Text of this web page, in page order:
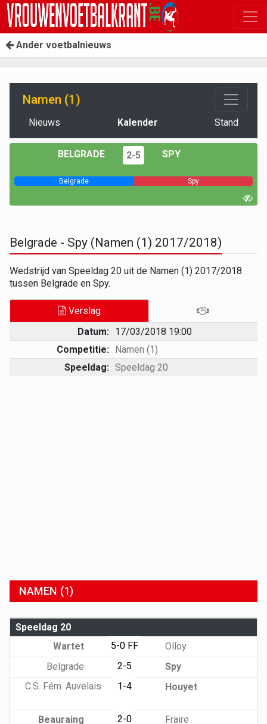
Ander voetbalnieuws
Namen (1)
Nieuws Kalender Stand
BELGRADE 2-5 SPY
Belgrade Spy
Belgrade - Spy (Namen (1) 2017/2018)
Wedstrijd van Speeldag 20 uit de Namen (1) 2017/2018
tussen Belgrade en Spy.
Verslag
Datum: 17/03/2018 19:00
Competitie: Namen (1)
Speeldag: Speeldag 20
NAMEN (1)
Speeldag 20
Wartet
5-0 FF
Olloy
Belgrade
2-5
Spy
C.S. Fém. Auvelais
1-4 Houyet
Beauraing 2-0
Fraire